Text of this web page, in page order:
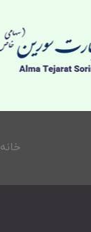
خانه